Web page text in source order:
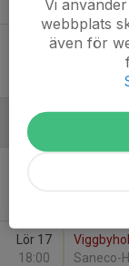
8-4
Fre 19
Kista
Husby
Januari - 2026
Almtuna
Lör 17
18:00
Saneco-
Vi
webbplats
även för